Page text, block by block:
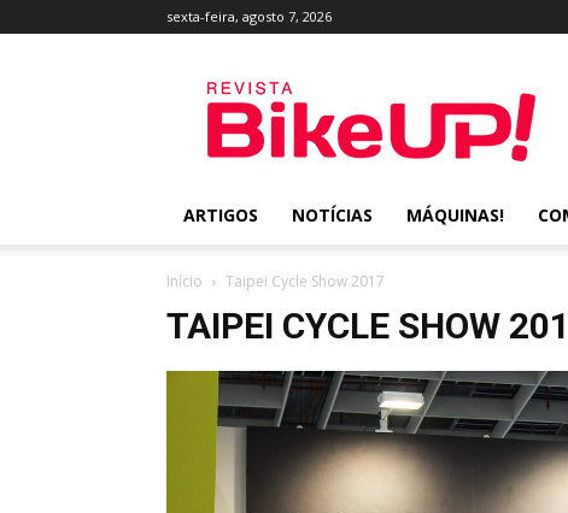
sexta-feira, agosto 7, 2026
BikeUP!
ARTIGOS NOTÍCIAS MÁQUINAS!
Início Taipei Cycle Show 2017
TAIPEI CYCLE SHOW